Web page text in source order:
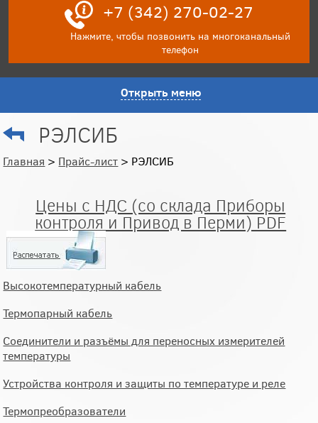
+7 (342) 270-02-27
Нажмите, чтобы позвонить на многоканальный
телефон
Открыть меню
РЭЛСИБ
Главная > Прайс-лист > РЭЛСИБ
Цены с НДС (со склада Приборы
контроля и Привод в Перми) PDF
Высокотемпературный кабель
Термопарный кабель
Соединители и разъёмы для переносных измерителей
температуры
Устройства контроля и защиты по температуре и реле
Термопреобразователи